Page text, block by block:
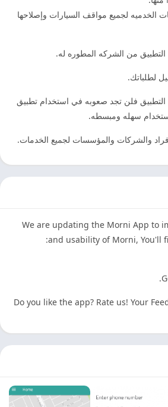
الخدميه لجميع مواقف السيارات وإصلاحها
التطبيق من الشركه المطوره له.
لطلباتك.
فلن تجد صعوبه في استخدام تطبيق
سهله ومبسطه.
والشركات والمؤسسات لجميع الخدمات.
We are updating the Morni App to
and usability of Morni, You'll
Do you like the app? Rate us! Your